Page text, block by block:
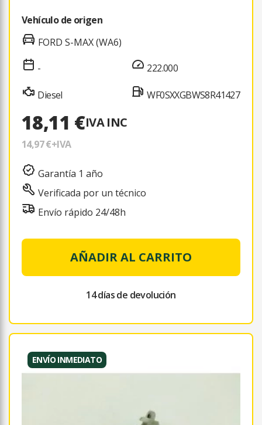
Vehículo de origen
FORD S-MAX (WA6)
-
Diesel
222.000
WF0SXXGBWS8R41427
18,11 €IVA INC
14,97 €+IVA
Garantía 1 año
Verificada por un técnico
Envío rápido 24/48h
AÑADIR AL CARRITO
14 días de devolución
ENVÍO INMEDIATO